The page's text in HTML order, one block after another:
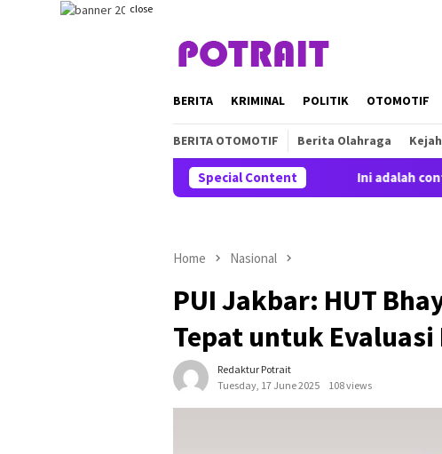
close
BERITA KRIMINAL POLITIK OTOMOTIF
BERITA OTOMOTIF Berita Olahraga
Special Content Ini adalah contoh
Home Nasional
PUI Jakbar: HUT
Tepat untuk Evaluasi
Redaktur Potrait
Tuesday, 17 June 2025
108 views